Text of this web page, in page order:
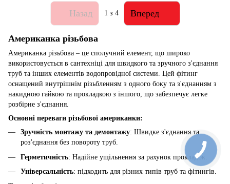
Назад 1 з 4 Вперед
Американка різьбова
Американка різьбова – це сполучний елемент, що широко
використовується в сантехніці для швидкого та зручного з'єднання
труб та інших елементів водопровідної системи. Цей фітинг
оснащений внутрішнім різьбленням з одного боку та з'єднанням з
накидною гайкою та прокладкою з іншого, що забезпечує легке
розбірне з'єднання.
Основні переваги різьбової американки:
Зручність монтажу та демонтажу: Швидке з'єднання та
роз'єднання без повороту труб.
Герметичність: Надійне ущільнення за рахунок прокладок.
Універсальність: підходить для різних типів труб та фітингів.